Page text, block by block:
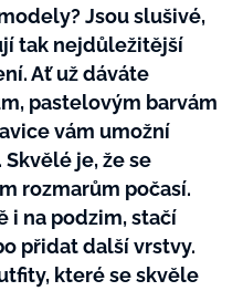
Jsou slušivé,
tak nejdůležitější
Ať už dáváte
pastelovým barvám
vám umožní
je, že se
rozmarům počasí.
i na podzim, stačí
přidat další vrstvy.
které se skvěle